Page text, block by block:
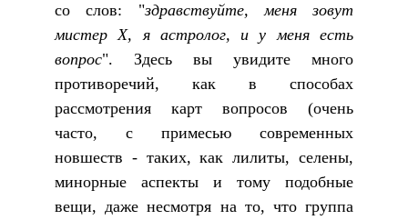
со слов: "здравствуйте, меня зовут
мистер Х, я астролог, и у меня есть
вопрос". Здесь вы увидите много
противоречий, как в способах
рассмотрения карт вопросов (очень
часто, с примесью современных
новшеств - таких, как лилиты, селены,
минорные аспекты и тому подобные
вещи, даже несмотря на то, что группа